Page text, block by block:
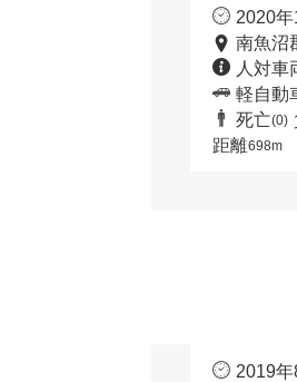
2020
南魚沼
人対車
軽自動
死亡(0)
距離698m
2019